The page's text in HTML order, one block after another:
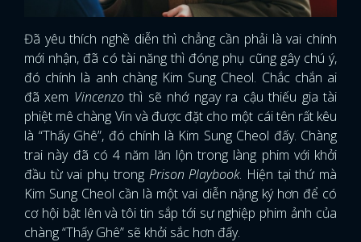
Đã yêu thích nghề diễn thì chẳng cần phải là vai chính
mới nhận, đã có tài năng thì đóng phụ cũng gây chú ý,
đó chính là anh chàng Kim Sung Cheol. Chắc chắn ai
đã xem Vincenzothì sẽ nhớ ngay ra cậu thiếu gia tài
phiệt mê chàng Vin và được đặt cho một cái tên rất kêu
là “Thấy Ghê”, đó chính là Kim Sung Cheol đấy. Chàng
trai này đã có 4 năm lăn lộn trong làng phim với khởi
đầu từ vai phụ trong Prison Playbook. Hiện tại thứ mà
Kim Sung Cheol cần là một vai diễn nặng ký hơn để có
cơ hội bật lên và tôi tin sắp tới sự nghiệp phim ảnh của
chàng “Thấy Ghê” sẽ khởi sắc hơn đấy.